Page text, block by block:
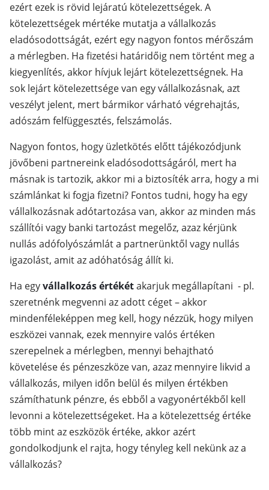
ezért ezek is rövid lejáratú kötelezettségek. A
kötelezettségek mértéke mutatja a vállalkozás
eladósodottságát, ezért egy nagyon fontos mérőszám
a mérlegben. Ha fizetési határidőig nem történt meg a
kiegyenlítés, akkor hívjuk lejárt kötelezettségnek. Ha
sok lejárt kötelezettsége van egy vállalkozásnak, azt
veszélyt jelent, mert bármikor várható végrehajtás,
adószám felfüggesztés, felszámolás.
Nagyon fontos, hogy üzletkötés előtt tájékozódjunk
jövőbeni partnereink eladósodottságáról, mert ha
másnak is tartozik, akkor mi a biztosíték arra, hogy a mi
számlánkat ki fogja fizetni? Fontos tudni, hogy ha egy
vállalkozásnak adótartozása van, akkor az minden más
szállítói vagy banki tartozást megelőz, azaz kérjünk
nullás adófolyószámlát a partnerünktől vagy nullás
igazolást, amit az adóhatóság állít ki.
Ha egyvállalkozás értékétakarjuk megállapítani - pl.
szeretnénk megvenni az adott céget – akkor
mindenféleképpen meg kell, hogy nézzük, hogy milyen
eszközei vannak, ezek mennyire valós értéken
szerepelnek a mérlegben, mennyi behajtható
követelése és pénzeszköze van, azaz mennyire likvid a
vállalkozás, milyen időn belül és milyen értékben
számíthatunk pénzre, és ebből a vagyonértékből kell
levonni a kötelezettségeket. Ha a kötelezettség értéke
több mint az eszközök értéke, akkor azért
gondolkodjunk el rajta, hogy tényleg kell nekünk az a
vállalkozás?